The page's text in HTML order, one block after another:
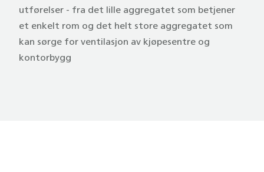
utførelser - fra det lille aggregatet som betjener
et enkelt rom og det helt store aggregatet som
kan sørge for ventilasjon av kjøpesentre og
kontorbygg